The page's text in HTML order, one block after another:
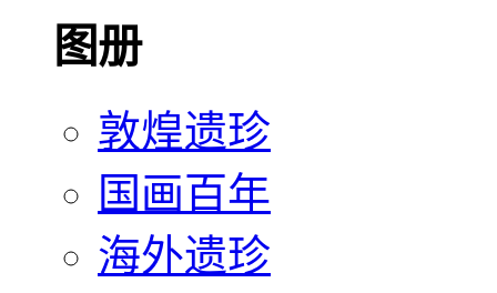
图册
敦煌遗珍
国画百年
海外遗珍